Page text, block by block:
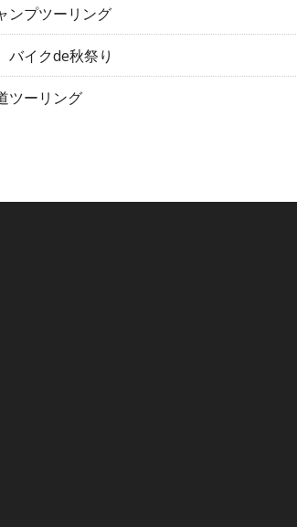
プツーリング
イクde秋祭り
ツーリング